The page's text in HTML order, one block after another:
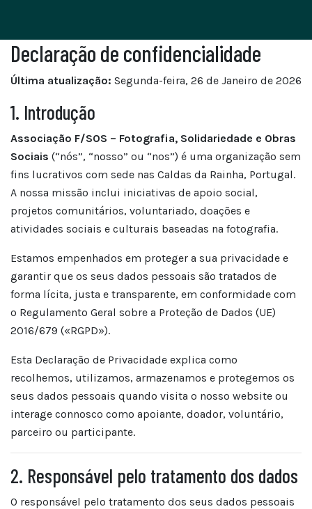
Declaração de confidencialidade
Última atualização: Segunda-feira, 26 de Janeiro de 2026
1. Introdução
Associação F/SOS – Fotografia, Solidariedade e Obras
Sociais (“nós”, “nosso” ou “nos”) é uma organização sem
fins lucrativos com sede nas Caldas da Rainha, Portugal.
A nossa missão inclui iniciativas de apoio social,
projetos comunitários, voluntariado, doações e
atividades sociais e culturais baseadas na fotografia.
Estamos empenhados em proteger a sua privacidade e
garantir que os seus dados pessoais são tratados de
forma lícita, justa e transparente, em conformidade com
o Regulamento Geral sobre a Proteção de Dados (UE)
2016/679 («RGPD»).
Esta Declaração de Privacidade explica como
recolhemos, utilizamos, armazenamos e protegemos os
seus dados pessoais quando visita o nosso website ou
interage connosco como apoiante, doador, voluntário,
parceiro ou participante.
2. Responsável pelo tratamento dos dados
O responsável pelo tratamento dos seus dados pessoais